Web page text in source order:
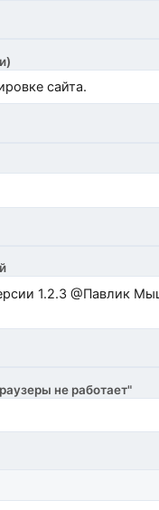
сайта.
modx-pro/MiniShop3/issues/
не работает"